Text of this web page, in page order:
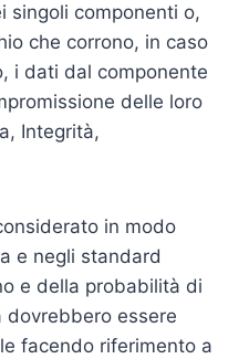
singoli componenti o,
che corrono, in caso
i dati dal componente
delle loro
Integrità,
in modo
e negli standard
e della probabilità di
dovrebbero essere
facendo riferimento a